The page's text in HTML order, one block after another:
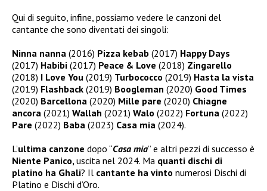
Qui di seguito, infine, possiamo vedere le canzoni del
cantante che sono diventati dei singoli:
Ninna nanna (2016) Pizza kebab (2017) Happy Days
(2017) Habibi (2017) Peace & Love (2018) Zingarello
(2018) I Love You (2019) Turbococco (2019) Hasta la vista
(2019) Flashback (2019) Boogleman (2020) Good Times
(2020) Barcellona (2020) Mille pare (2020) Chiagne
ancora (2021) Wallah (2021) Walo (2022) Fortuna (2022)
Pare (2022) Baba (2023) Casa mia (2024).
L’ultima canzone dopo “Casa mia” e altri pezzi di successo è
Niente Panico, uscita nel 2024. Ma quanti dischi di
platino ha Ghali? Il cantante ha vinto numerosi Dischi di
Platino e Dischi d’Oro.